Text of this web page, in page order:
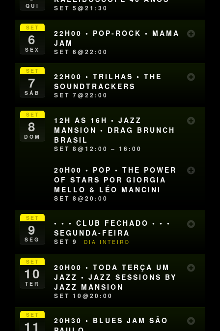
QUI SET 5@21:30
SET
6
SEX
22H00 • POP-ROCK • MAMA
JAM
SET 6@22:00
SET
7
SÁB
22H00 • TRILHAS • THE
SOUNDTRACKERS
SET 7@22:00
SET
8
DOM
12H AS 16H • JAZZ
MANSION • DRAG BRUNCH
BRASIL
SET 8@12:00 – 16:00
20H00 • POP • THE POWER
OF STARS POR GIORGIA
MELLO & LÉO MANCINI
SET 8@20:00
SET
9
SEG
• • • CLUB FECHADO • • •
SEGUNDA-FEIRA
SET 9 DIA INTEIRO
SET
10
TER
20H00 • TODA TERÇA UM
JAZZ • JAZZ SESSIONS BY
JAZZ MANSION
SET 10@20:00
SET
11
20H30 • BLUES JAM SÃO